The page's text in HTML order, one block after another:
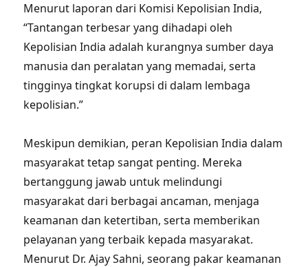
Menurut laporan dari Komisi Kepolisian India,
“Tantangan terbesar yang dihadapi oleh
Kepolisian India adalah kurangnya sumber daya
manusia dan peralatan yang memadai, serta
tingginya tingkat korupsi di dalam lembaga
kepolisian.”
Meskipun demikian, peran Kepolisian India dalam
masyarakat tetap sangat penting. Mereka
bertanggung jawab untuk melindungi
masyarakat dari berbagai ancaman, menjaga
keamanan dan ketertiban, serta memberikan
pelayanan yang terbaik kepada masyarakat.
Menurut Dr. Ajay Sahni, seorang pakar keamanan